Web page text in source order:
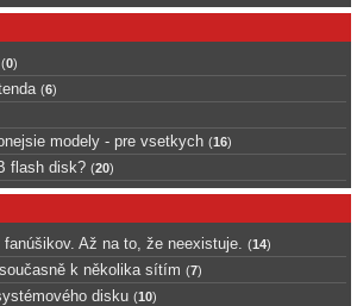
(0)
(6)
modely - pre vsetkych (16)
flash disk? (20)
Až na to, že neexistuje. (14)
k několika sítím (7)
disku (10)